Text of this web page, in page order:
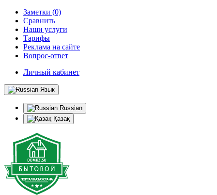
Заметки (0)
Сравнить
Наши услуги
Тарифы
Реклама на сайте
Вопрос-ответ
Личный кабинет
Язык
Russian
Қазақ